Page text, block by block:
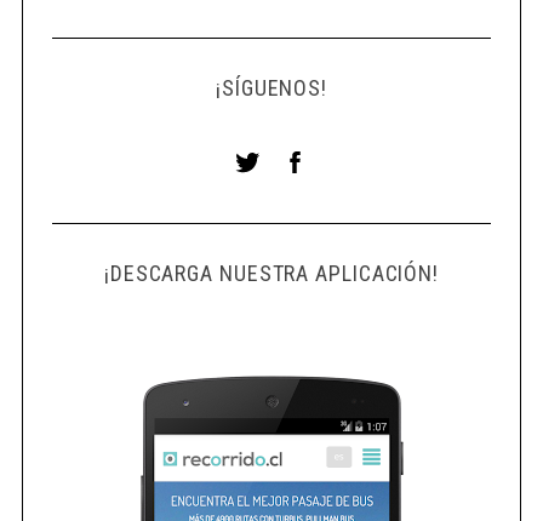
¡SÍGUENOS!
¡DESCARGA NUESTRA APLICACIÓN!